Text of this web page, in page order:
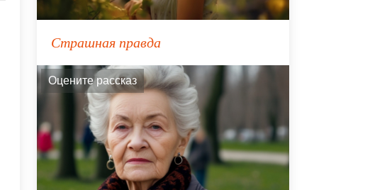
Страшная правда
Оцените рассказ